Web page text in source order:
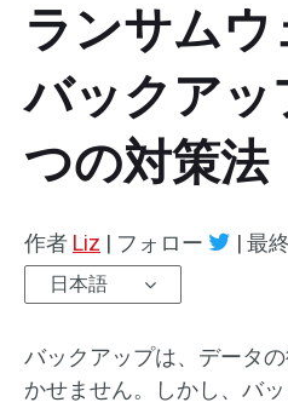
ランサムウ
バックアッ
つの対策法
作者 Liz | フォロー | 最
日本語
バックアップは、データ
かせません。しかし、バ